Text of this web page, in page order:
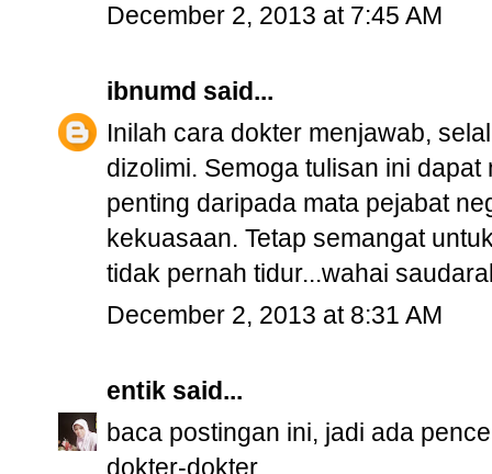
December 2, 2013 at 7:45 AM
ibnumd said...
Inilah cara dokter menjawab,
dizolimi. Semoga tulisan ini
penting daripada mata pejabat
kekuasaan. Tetap semangat
tidak pernah tidur...wahai
December 2, 2013 at 8:31 AM
entik said...
baca postingan ini, jadi ada
dokter-dokter.